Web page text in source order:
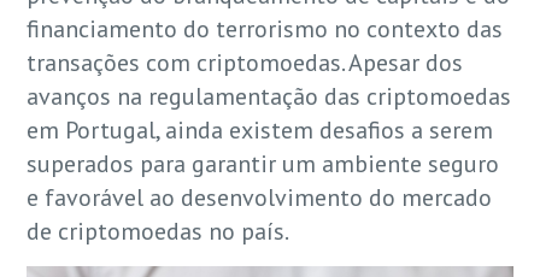
financiamento do terrorismo no contexto das
transações com criptomoedas. Apesar dos
avanços na regulamentação das criptomoedas
em Portugal, ainda existem desafios a serem
superados para garantir um ambiente seguro
e favorável ao desenvolvimento do mercado
de criptomoedas no país.